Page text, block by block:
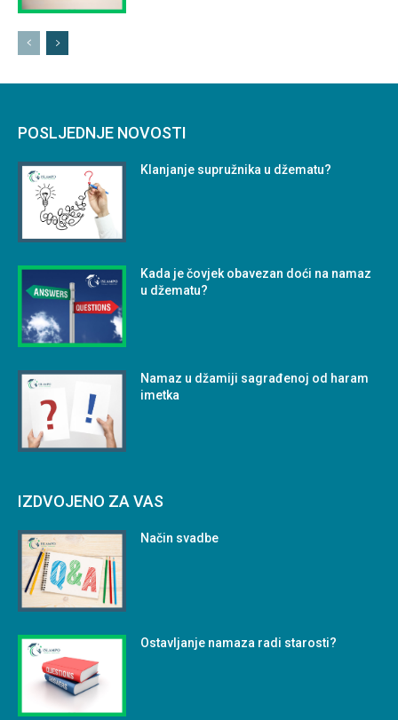
POSLJEDNJE NOVOSTI
Klanjanje supružnika u džematu?
Kada je čovjek obavezan doći na namaz
u džematu?
Namaz u džamiji sagrađenoj od haram
imetka
IZDVOJENO ZA VAS
Način svadbe
Ostavljanje namaza radi starosti?